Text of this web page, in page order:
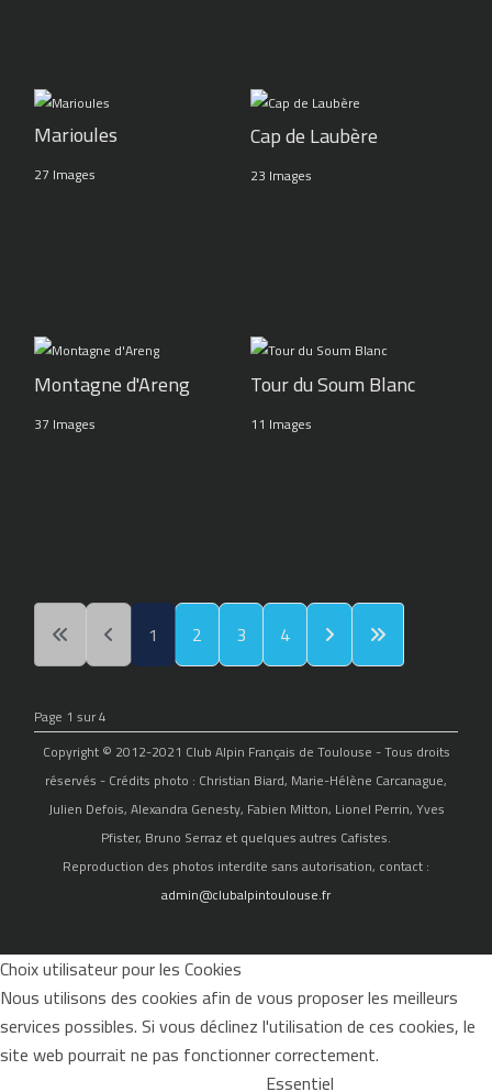
Marioules
27 Images
Cap de Laubère
23 Images
Montagne d'Areng
37 Images
Tour du Soum Blanc
11 Images
1 2 3 4
Page 1 sur 4
Copyright © 2012-2021 Club Alpin Français de Toulouse - Tous droits
réservés - Crédits photo : Christian Biard, Marie-Hélène Carcanague,
Julien Defois, Alexandra Genesty, Fabien Mitton, Lionel Perrin, Yves
Pfister, Bruno Serraz et quelques autres Cafistes.
Reproduction des photos interdite sans autorisation, contact :
admin@clubalpintoulouse.fr
Choix utilisateur pour les Cookies
Nous utilisons des cookies afin de vous proposer les meilleurs
services possibles. Si vous déclinez l'utilisation de ces cookies, le
site web pourrait ne pas fonctionner correctement.
Essentiel